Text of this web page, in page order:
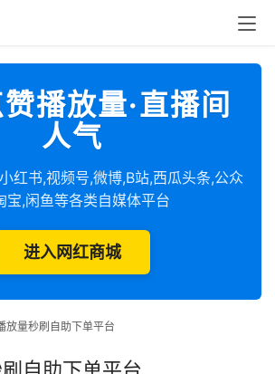
播放量·直播间
人气
红书,视频号,微博,B站,西瓜头条,公众
宝,闲鱼等各类自媒体平台
进入网红商城
放量秒刷自助下单平台